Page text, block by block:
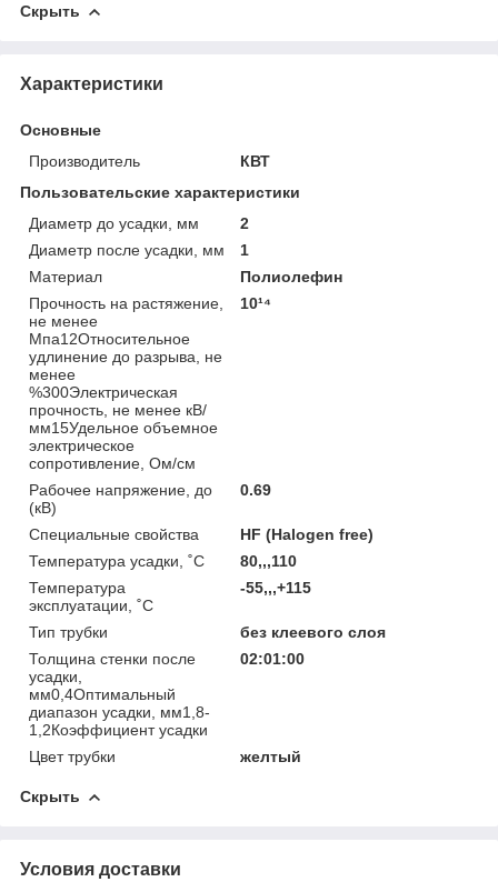
Скрыть
Характеристики
Основные
Производитель
КВТ
Пользовательские характеристики
Диаметр до усадки, мм
2
Диаметр после усадки, мм
1
Материал
Полиолефин
Прочность на растяжение,
не менее
Мпа12Относительное
удлинение до разрыва, не
менее
%300Электрическая
прочность, не менее кВ/
мм15Удельное объемное
электрическое
сопротивление, Ом/см
10¹⁴
Рабочее напряжение, до
(кВ)
0.69
Специальные свойства
HF (Halogen free)
Температура усадки, ˚С
80,,,110
Температура
эксплуатации, ˚С
-55,,,+115
Тип трубки
без клеевого слоя
Толщина стенки после
усадки,
мм0,4Оптимальный
диапазон усадки, мм1,8-
1,2Коэффициент усадки
02:01:00
Цвет трубки желтый
Скрыть
Условия доставки